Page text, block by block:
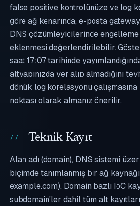
false positive kontrolünüze ve log
göre ağ kenarında, e-posta
DNS çözümleyicilerinde
eklenmesi değerlendirilebilir.
saat 17:07 tarihinde
altyapınızda yer alıp almadığını
dönük log korelasyonu
noktası olarak almanız önerilir.
Teknik Kayıt
Alan adı (domain), DNS sistemi
biçimde tanımlanmış bir ağ
example.com). Domain bazlı IoC
subdomain'ler dahil tüm alt